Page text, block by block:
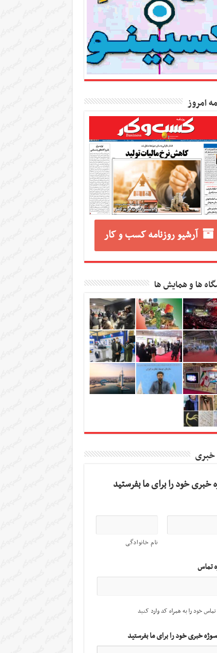
امروز
آرشیو روزنامه کسب و کار
ها و همایش ها
خبری
خبری خود را برای ما بفرستید
نام خانوادگی
تماس
خود را به همراه کد وارد کنید
خبری خود را برای ما بفرستید